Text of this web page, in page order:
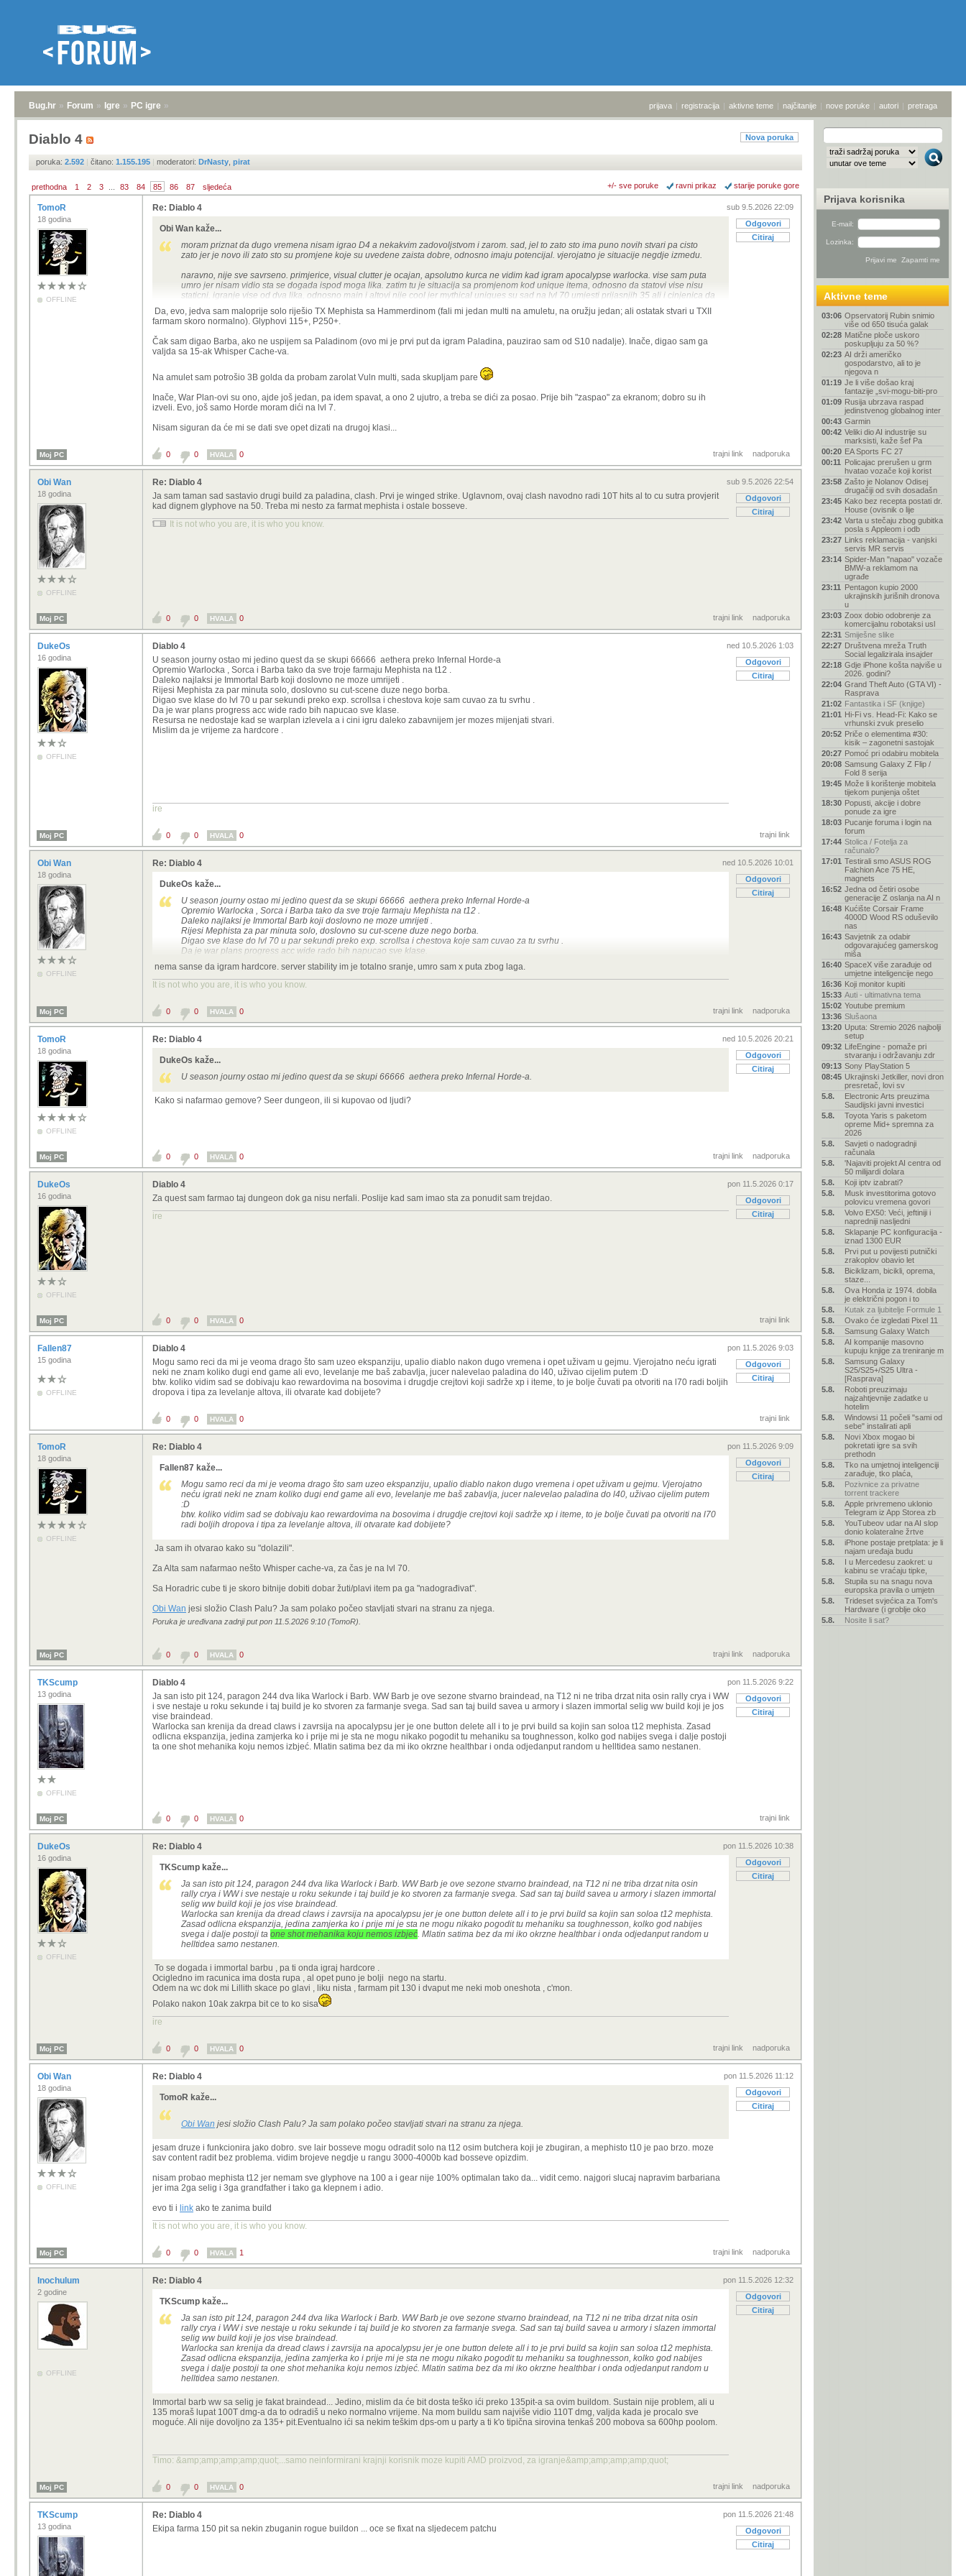
Bug.hr » Forum » Igre » PC igre » prijava | registracija | aktivne teme | najčitanije | nove poruke | autori | pretraga
Nova poruka
Diablo 4
poruka: 2.592 | čitano: 1.155.195 | moderatori: DrNasty pirat
prethodna 1 2 3 83 84 85 86 87 sljedeća +/- sve poruke ravni prikaz starije poruke gore
TomoR
18 godina
OFFLINE
sub 9.5.2026 22:09
Odgovori
Citiraj
Re: Diablo 4
Obi Wan kaže...
moram priznat da dugo vremena nisam igrao D4 a nekakvim zadovoljstvom i zarom. sad, jel to zato sto ima puno novih stvari pa cisto
zato jer je novo ili zato sto su promjene koje su uvedene zaista dobre, odnosno imaju potencijal. vjerojatno je situacije negdje izmedu.
naravno, nije sve savrseno. primjerice, visual clutter je ocajan, apsolutno kurca ne vidim kad igram apocalypse warlocka. vise sam puta
umro jer nisam vidio sta se dogada ispod moga lika. zatim tu je situacija sa promjenom kod unique itema, odnosno da statovi vise nisu
staticni. igranje vise od dva lika, odnosno main i altovi nije cool jer mythical uniques su sad na lvl 70 umjesti prijasnjih 35 ali i cinjenica da
warplan progress nije account wide.
mephisto fight je konceptualno cool, svidaju mi se sve tri faze al je zatrpan sa cutscene, ima previse one shot mehanika do te mjere da
svaki build mora koristit endurant faith charm kako bi imao postenu sansu da ga sabije. mislim, ako vec svi buildovi to moraju koristit
(osim onih koje ne trebaju prep da ga umlate sa 10T damage kao npr clash paladin) onda su trebali uzeti to u obzir.
u svakom slucaju, cini mi se da je ovo do sada najbolja sezona samo je zalosno sto je trebalo tri godine da dodemo do toga.
Da, evo, jedva sam maloprije solo riješio TX Mephista sa Hammerdinom (fali mi jedan multi na amuletu, na oružju jedan; ali ostatak stvari u TXII
farmam skoro normalno). Glyphovi 115+, P250+.
Čak sam digao Barba, ako ne uspijem sa Paladinom (ovo mi je prvi put da igram Paladina, pauzirao sam od S10 nadalje). Inače, digao sam ga
valjda sa 15-ak Whisper Cache-va.
Na amulet sam potrošio 3B golda da probam zarolat Vuln multi, sada skupljam pare
Inače, War Plan-ovi su ono, ajde još jedan, pa idem spavat, a ono 2 ujutro, a treba se dići za posao. Prije bih "zaspao" za ekranom; dobro su ih
izveli. Evo, još samo Horde moram dići na lvl 7.
Nisam siguran da će mi se dati sve opet dizati na drugoj klasi...
Moj PC trajni link nadporuka
0 0 HVALA 0
Obi Wan
18 godina
OFFLINE
sub 9.5.2026 22:54
Odgovori
Citiraj
Re: Diablo 4
Ja sam taman sad sastavio drugi build za paladina, clash. Prvi je winged strike. Uglavnom, ovaj clash navodno radi 10T hits al to cu sutra provjerit
kad dignem glyphove na 50. Treba mi nesto za farmat mephista i ostale bosseve.
It is not who you are, it is who you know.
Moj PC trajni link nadporuka
0 0 HVALA 0
DukeOs
16 godina
OFFLINE
ned 10.5.2026 1:03
Odgovori
Citiraj
Diablo 4
U season journy ostao mi jedino quest da se skupi 66666 aethera preko Infernal Horde-a
Opremio Warlocka , Sorca i Barba tako da sve troje farmaju Mephista na t12 .
Daleko najlaksi je Immortal Barb koji doslovno ne moze umrijeti .
Rijesi Mephista za par minuta solo, doslovno su cut-scene duze nego borba.
Digao sve klase do lvl 70 u par sekundi preko exp. scrollsa i chestova koje sam cuvao za tu svrhu .
Da je war plans progress acc wide rado bih napucao sve klase.
Resursa ne nedostaje kad se warplan izlevela a i cini igru daleko zabavnijem jer mozes mijenjati stvari.
Mislim da je vrijeme za hardcore .
ire
Moj PC trajni link
0 0 HVALA 0
Obi Wan
18 godina
OFFLINE
ned 10.5.2026 10:01
Odgovori
Citiraj
Re: Diablo 4
DukeOs kaže...
U season journy ostao mi jedino quest da se skupi 66666 aethera preko Infernal Horde-a
Opremio Warlocka , Sorca i Barba tako da sve troje farmaju Mephista na t12 .
Daleko najlaksi je Immortal Barb koji doslovno ne moze umrijeti .
Rijesi Mephista za par minuta solo, doslovno su cut-scene duze nego borba.
Digao sve klase do lvl 70 u par sekundi preko exp. scrollsa i chestova koje sam cuvao za tu svrhu .
Da je war plans progress acc wide rado bih napucao sve klase.
Resursa ne nedostaje kad se warplan izlevela a i cini igru daleko zabavnijem jer mozes mijenjati stvari.
Mislim da je vrijeme za hardcore .
nema sanse da igram hardcore. server stability im je totalno sranje, umro sam x puta zbog laga.
It is not who you are, it is who you know.
Moj PC trajni link nadporuka
0 0 HVALA 0
TomoR
18 godina
OFFLINE
ned 10.5.2026 20:21
Odgovori
Citiraj
Re: Diablo 4
DukeOs kaže...
U season journy ostao mi jedino quest da se skupi 66666 aethera preko Infernal Horde-a.
Kako si nafarmao gemove? Seer dungeon, ili si kupovao od ljudi?
Moj PC trajni link nadporuka
0 0 HVALA 0
DukeOs
16 godina
OFFLINE
pon 11.5.2026 0:17
Odgovori
Citiraj
Diablo 4
Za quest sam farmao taj dungeon dok ga nisu nerfali. Poslije kad sam imao sta za ponudit sam trejdao.
ire
Moj PC trajni link
0 0 HVALA 0
Fallen87
15 godina
OFFLINE
pon 11.5.2026 9:03
Odgovori
Citiraj
Diablo 4
Mogu samo reci da mi je veoma drago što sam uzeo ekspanziju, upalio diablo nakon dugo vremena i opet uživam u gejmu. Vjerojatno neću igrati
neki ne znam koliko dugi end game ali evo, levelanje me baš zabavlja, jucer nalevelao paladina do l40, uživao cijelim putem :D
btw. koliko vidim sad se dobivaju kao rewardovima na bosovima i drugdje crejtovi koji sadrže xp i iteme, to je bolje čuvati pa otvoriti na l70 radi boljih
dropova i tipa za levelanje altova, ili otvarate kad dobijete?
trajni link
0 0 HVALA 0
TomoR
18 godina
OFFLINE
pon 11.5.2026 9:09
Odgovori
Citiraj
Re: Diablo 4
Fallen87 kaže...
Mogu samo reci da mi je veoma drago što sam uzeo ekspanziju, upalio diablo nakon dugo vremena i opet uživam u gejmu. Vjerojatno
neću igrati neki ne znam koliko dugi end game ali evo, levelanje me baš zabavlja, jucer nalevelao paladina do l40, uživao cijelim putem
:D
btw. koliko vidim sad se dobivaju kao rewardovima na bosovima i drugdje crejtovi koji sadrže xp i iteme, to je bolje čuvati pa otvoriti na l70
radi boljih dropova i tipa za levelanje altova, ili otvarate kad dobijete?
Ja sam ih otvarao kako su "dolazili".
Za Alta sam nafarmao nešto Whisper cache-va, za čas je na lvl 70.
Sa Horadric cube ti je skoro bitnije dobiti dobar žuti/plavi item pa ga "nadograđivat".
Obi Wan jesi složio Clash Palu? Ja sam polako počeo stavljati stvari na stranu za njega.
Poruka je uređivana zadnji put pon 11.5.2026 9:10 (TomoR).
Moj PC trajni link nadporuka
0 0 HVALA 0
TKScump
13 godina
OFFLINE
pon 11.5.2026 9:22
Odgovori
Citiraj
Diablo 4
Ja san isto pit 124, paragon 244 dva lika Warlock i Barb. WW Barb je ove sezone stvarno braindead, na T12 ni ne triba drzat nita osin rally crya i WW
i sve nestaje u roku sekunde i taj build je ko stvoren za farmanje svega. Sad san taj build savea u armory i slazen immortal selig ww build koji je jos
vise braindead.
Warlocka san krenija da dread claws i zavrsija na apocalypsu jer je one button delete all i to je prvi build sa kojin san soloa t12 mephista. Zasad
odlicna ekspanzija, jedina zamjerka ko i prije mi je sta ne mogu nikako pogodit tu mehaniku sa toughnesson, kolko god nabijes svega i dalje postoji
ta one shot mehanika koju nemos izbjeć. Mlatin satima bez da mi iko okrzne healthbar i onda odjedanput random u helltidea samo nestanen.
Moj PC trajni link
0 0 HVALA 0
DukeOs
16 godina
OFFLINE
pon 11.5.2026 10:38
Odgovori
Citiraj
Re: Diablo 4
TKScump kaže...
Ja san isto pit 124, paragon 244 dva lika Warlock i Barb. WW Barb je ove sezone stvarno braindead, na T12 ni ne triba drzat nita osin
rally crya i WW i sve nestaje u roku sekunde i taj build je ko stvoren za farmanje svega. Sad san taj build savea u armory i slazen immortal
selig ww build koji je jos vise braindead.
Warlocka san krenija da dread claws i zavrsija na apocalypsu jer je one button delete all i to je prvi build sa kojin san soloa t12 mephista.
Zasad odlicna ekspanzija, jedina zamjerka ko i prije mi je sta ne mogu nikako pogodit tu mehaniku sa toughnesson, kolko god nabijes
svega i dalje postoji ta one shot mehanika koju nemos izbjeć. Mlatin satima bez da mi iko okrzne healthbar i onda odjedanput random u
helltidea samo nestanen.
To se dogada i immortal barbu , pa ti onda igraj hardcore .
Ocigledno im racunica ima dosta rupa , al opet puno je bolji nego na startu.
Odem na wc dok mi Lillith skace po glavi , liku nista , farmam pit 130 i dvaput me neki mob oneshota , c'mon.
Polako nakon 10ak zakrpa bit ce to ko sisa
ire
Moj PC trajni link nadporuka
0 0 HVALA 0
Obi Wan
18 godina
OFFLINE
pon 11.5.2026 11:12
Odgovori
Citiraj
Re: Diablo 4
TomoR kaže...
Obi Wan jesi složio Clash Palu? Ja sam polako počeo stavljati stvari na stranu za njega.
jesam druze i funkcionira jako dobro. sve lair bosseve mogu odradit solo na t12 osim butchera koji je zbugiran, a mephisto t10 je pao brzo. moze
sav content radit bez problema. vidim brojeve negdje u rangu 3000-4000b kad bosseve opizdim.
nisam probao mephista t12 jer nemam sve glyphove na 100 a i gear nije 100% optimalan tako da... vidit cemo. najgori slucaj napravim barbariana
jer ima 2ga selig i 3ga grandfather i tako ga klepnem i adio.
evo ti i link ako te zanima build
It is not who you are, it is who you know.
Moj PC trajni link nadporuka
0 0 HVALA 1
Inochulum
2 godine
OFFLINE
pon 11.5.2026 12:32
Odgovori
Citiraj
Re: Diablo 4
TKScump kaže...
Ja san isto pit 124, paragon 244 dva lika Warlock i Barb. WW Barb je ove sezone stvarno braindead, na T12 ni ne triba drzat nita osin
rally crya i WW i sve nestaje u roku sekunde i taj build je ko stvoren za farmanje svega. Sad san taj build savea u armory i slazen immortal
selig ww build koji je jos vise braindead.
Warlocka san krenija da dread claws i zavrsija na apocalypsu jer je one button delete all i to je prvi build sa kojin san soloa t12 mephista.
Zasad odlicna ekspanzija, jedina zamjerka ko i prije mi je sta ne mogu nikako pogodit tu mehaniku sa toughnesson, kolko god nabijes
svega i dalje postoji ta one shot mehanika koju nemos izbjeć. Mlatin satima bez da mi iko okrzne healthbar i onda odjedanput random u
helltidea samo nestanen.
Immortal barb ww sa selig je fakat braindead... Jedino, mislim da će bit dosta teško ići preko 135pit-a sa ovim buildom. Sustain nije problem, ali u
135 moraš lupat 100T dmg-a da to odradiš u neko normalno vrijeme. Na mom buildu sam najviše vidio 110T dmg, valjda kada je procalo sve
moguće. Ali nije dovoljno za 135+ pit.Eventualno ići sa nekim teškim dps-om u party a ti k'o tipična sirovina tenkaš 200 mobova sa 600hp poolom.
Timo: &amp;amp;amp;amp;quot;...samo neinformirani krajnji korisnik moze kupiti AMD proizvod, za igranje&amp;amp;amp;amp;quot;
Moj PC trajni link nadporuka
0 0 HVALA 0
TKScump
13 godina
pon 11.5.2026 21:48
Odgovori
Citiraj
Re: Diablo 4
Ekipa farma 150 pit sa nekin zbuganin rogue buildon ... oce se fixat na sljedecem patchu
Prijava korisnika
E-mail:
Lozinka:
Aktivne teme
03:06 Opservatorij Rubin snimio
više od 650 tisuća galak
02:28 Matične ploče uskoro
poskupljuju za 50 %?
02:23 AI drži američko
gospodarstvo, ali to je
njegova n
01:19 Je li više došao kraj
fantazije „svi-mogu-biti-pro
01:09 Rusija ubrzava raspad
jedinstvenog globalnog inter
00:43 Garmin
00:42 Veliki dio AI industrije su
marksisti, kaže šef Pa
00:20 EA Sports FC 27
00:11 Policajac prerušen u grm
hvatao vozače koji korist
23:58 Zašto je Nolanov Odisej
drugačiji od svih dosadašn
23:45 Kako bez recepta postati dr.
House (ovisnik o lije
23:42 Varta u stečaju zbog gubitka
posla s Appleom i odb
23:27 Links reklamacija - vanjski
servis MR servis
23:14 Spider-Man "napao" vozače
BMW-a reklamom na
ugrađe
23:11 Pentagon kupio 2000
ukrajinskih jurišnih dronova
u
23:03 Zoox dobio odobrenje za
komercijalnu robotaksi usl
22:31 Smiješne slike
22:27 Društvena mreža Truth
Social legalizirala insajder
22:18 Gdje iPhone košta najviše u
2026. godini?
22:04 Grand Theft Auto (GTA VI) -
Rasprava
21:02 Fantastika i SF (knjige)
21:01 Hi-Fi vs. Head-Fi: Kako se
vrhunski zvuk preselio
20:52 Priče o elementima #30:
kisik – zagonetni sastojak
20:27 Pomoć pri odabiru mobitela
20:08 Samsung Galaxy Z Flip /
Fold 8 serija
19:45 Može li korištenje mobitela
tijekom punjenja oštet
18:30 Popusti, akcije i dobre
ponude za igre
18:03 Pucanje foruma i login na
forum
17:44 Stolica / Fotelja za
računalo?
17:01 Testirali smo ASUS ROG
Falchion Ace 75 HE,
magnets
16:52 Jedna od četiri osobe
generacije Z oslanja na AI n
16:48 Kućište Corsair Frame
4000D Wood RS oduševilo
nas
16:43 Savjetnik za odabir
odgovarajućeg gamerskog
miša
16:40 SpaceX više zarađuje od
umjetne inteligencije nego
16:36 Koji monitor kupiti
15:33 Auti - ultimativna tema
15:02 Youtube premium
13:36 Slušaona
13:20 Uputa: Stremio 2026 najbolji
setup
09:32 LifeEngine - pomaže pri
stvaranju i održavanju zdr
09:13 Sony PlayStation 5
08:45 Ukrajinski Jetkiller, novi dron
presretač, lovi sv
5.8.
Electronic Arts preuzima
Saudijski javni investici
5.8.
Toyota Yaris s paketom
opreme Mid+ spremna za
2026
5.8.
Savjeti o nadogradnji
računala
5.8.
'Najaviti projekt AI centra od
50 milijardi dolara
5.8.
Koji iptv izabrati?
5.8.
Musk investitorima gotovo
polovicu vremena govori
5.8.
Volvo EX50: Veći, jeftiniji i
napredniji nasljedni
5.8.
Sklapanje PC konfiguracija -
iznad 1300 EUR
5.8.
Prvi put u povijesti putnički
zrakoplov obavio let
5.8.
Biciklizam, bicikli, oprema,
staze...
5.8.
Ova Honda iz 1974. dobila
je električni pogon i to
5.8.
Kutak za ljubitelje Formule 1
5.8.
Ovako će izgledati Pixel 11
5.8.
Samsung Galaxy Watch
5.8.
AI kompanije masovno
kupuju knjige za treniranje m
5.8.
Samsung Galaxy
S25/S25+/S25 Ultra -
[Rasprava]
5.8.
Roboti preuzimaju
najzahtjevnije zadatke u
hotelim
5.8.
Windowsi 11 počeli "sami od
sebe" instalirati apli
5.8.
Novi Xbox mogao bi
pokretati igre sa svih
prethodn
5.8.
Tko na umjetnoj inteligenciji
zarađuje, tko plaća,
5.8.
Pozivnice za privatne
torrent trackere
5.8.
Apple privremeno uklonio
Telegram iz App Storea zb
5.8.
YouTubeov udar na AI slop
donio kolateralne žrtve
5.8.
iPhone postaje pretplata: je li
najam uređaja budu
5.8.
I u Mercedesu zaokret: u
kabinu se vraćaju tipke,
5.8.
Stupila su na snagu nova
europska pravila o umjetn
5.8.
Trideset svjećica za Tom's
Hardware (i groblje oko
5.8.
Nosite li sat?